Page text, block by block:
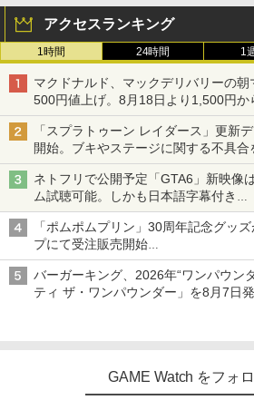
アクセスランキング
1時間 24時間 1
マクドナルド、マックデリバリーの
500円値上げ。8月18日より1,500円か
「スプラトゥーン レイダース」更新
開始。ブキやステージに関する不具合
ネトフリで公開予定「GTA6」新映像
ム試聴可能。しかも日本語字幕付き
Netflixから公式回答あり
「ポムポムプリン」30周年記念グッ
プにて受注販売開始
「おもちもちもちクッション」など
バーガーキング、2026年“ワンパウン
ティ ザ・ワンパウンダー」を8月7日
GAME Watch をフォ